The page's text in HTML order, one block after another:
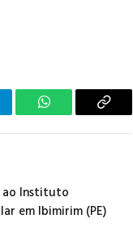
WhatsAppCopy
ao Instituto
em Ibimirim (PE)